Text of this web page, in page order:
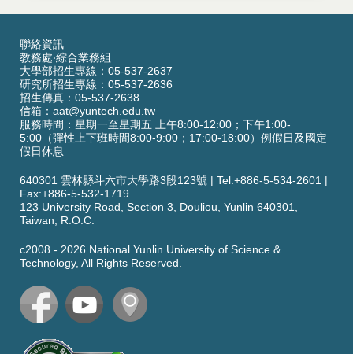
聯絡資訊
教務處‧綜合業務組
大學部招生專線：05-537-2637
研究所招生專線：05-537-2636
招生傳真：05-537-2638
信箱： aat@yuntech.edu.tw
服務時間：星期一至星期五 上午8:00-12:00；下午1:00-
5:00（彈性上下班時間8:00-9:00；17:00-18:00）例假日及國定
假日休息
640301 雲林縣斗六市大學路3段123號 | Tel:+886-5-534-2601 |
Fax:+886-5-532-1719
123 University Road, Section 3,
Douliou, Yunlin 640301,
Taiwan, R.O.C.
c2008 - 2026 National Yunlin University of Science &
Technology, All Rights Reserved.